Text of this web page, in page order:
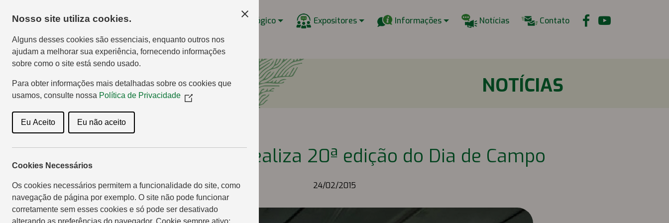
Show Tecnológico Expositores Informações Notícias Contato
NOTÍCIAS
Copercampos realiza 20ª edição do Dia de Campo
24/02/2015
Nosso site utiliza cookies.
Alguns desses cookies são essenciais, enquanto outros nos
ajudam a melhorar sua experiência, fornecendo informações
sobre como o site está sendo usado.
Para obter informações mais detalhadas sobre os cookies que
usamos, consulte nossa Política de Privacidade (Opens
window)
Eu Aceito Eu não aceito
Cookies Necessários
Os cookies necessários permitem a funcionalidade do site, como
navegação de página por exemplo. O site não pode funcionar
corretamente sem esses cookies e só pode ser desativado
alterando as preferências do navegador. Cookie sempre ativo: